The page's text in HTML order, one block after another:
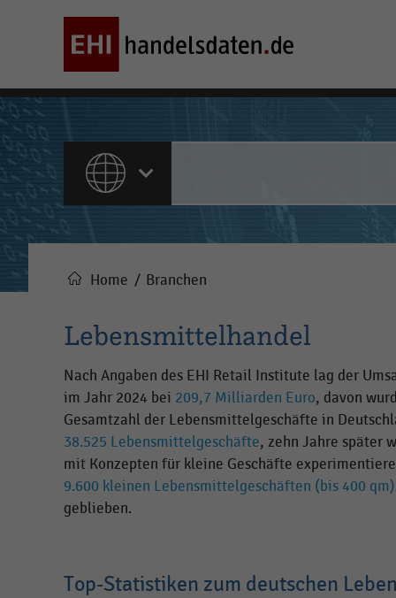
ALLE INHALTE
Pfadnavigation
Home Branchen
Lebensmittelhandel
Nach Angaben des EHI Retail Institute lag der
im Jahr 2024 bei 209,7 Milliarden Euro, davon
Gesamtzahl der Lebensmittelgeschäfte in
38.525 Lebensmittelgeschäfte, zehn Jahre später
mit Konzepten für kleine Geschäfte
9.600 kleinen Lebensmittelgeschäften (bis 400
geblieben.
Top-Statistiken zum deutschen